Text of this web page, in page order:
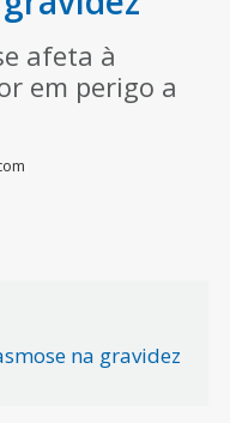
afeta à
em perigo a
na gravidez